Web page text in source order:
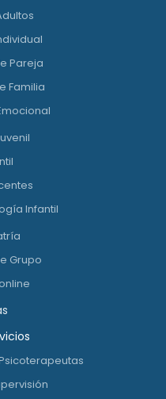
Pareja
Familia
Infantil
Grupo